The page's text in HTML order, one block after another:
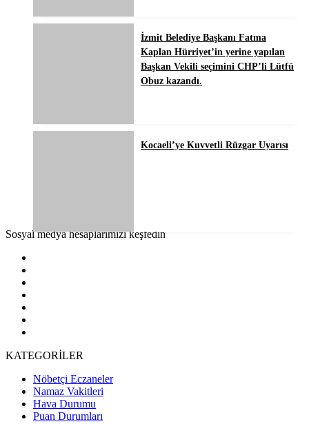
İzmit Belediye Başkanı Fatma
Kaplan Hürriyet’in yerine yapılan
Başkan Vekili seçimini CHP’li Lütfü
Obuz kazandı.
Kocaeli’ye Kuvvetli Rüzgar Uyarısı
Sosyal medya hesaplarımızı keşfedin
KATEGORİLER
Nöbetçi Eczaneler
Namaz Vakitleri
Hava Durumu
Puan Durumları